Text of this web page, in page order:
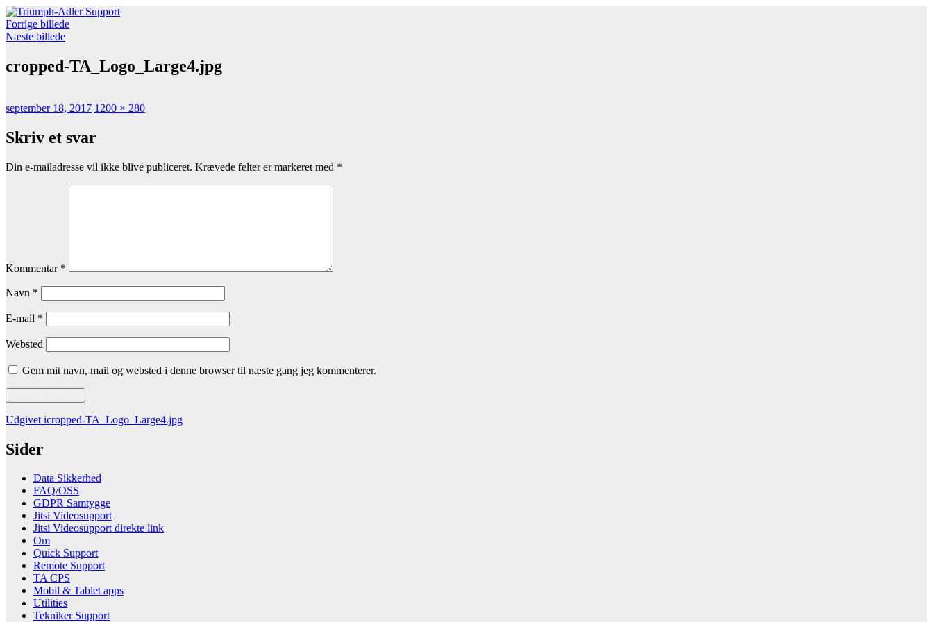
Videre
til
indhold
Triumph-Adler Support
Find driver til din TA Printer eller Multi Funktions Printer (MFP)
Forrige billede
Næste billede
cropped-TA_Logo_Large4.jpg
Udgivet
september 18, 2017 Faktisk
1200 × 280
Skriv et svar
Din e-mailadresse vil ikke blive publiceret. Krævede felter er markeret med *
Kommentar *
Navn *
E-mail *
Websted
Gem mit navn, mail og websted i denne browser til næste gang jeg kommenterer.
Indlægsnavigation
Udgivet icropped-TA_Logo_Large4.jpg
Sider
Data Sikkerhed
FAQ/OSS
GDPR Samtygge
Jitsi Videosupport
Jitsi Videosupport direkte link
Om
Quick Support
Remote Support
TA CPS
Mobil & Tablet apps
Utilities
Tekniker Support